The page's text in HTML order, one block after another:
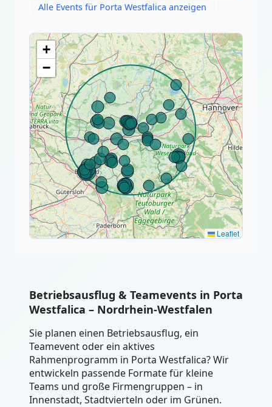
Alle Events für Porta Westfalica anzeigen
+
−
Leaflet
Betriebsausflug & Teamevents in Porta
Westfalica – Nordrhein-Westfalen
Sie planen einen Betriebsausflug, ein
Teamevent oder ein aktives
Rahmenprogramm in Porta Westfalica? Wir
entwickeln passende Formate für kleine
Teams und große Firmengruppen – in
Innenstadt, Stadtvierteln oder im Grünen.